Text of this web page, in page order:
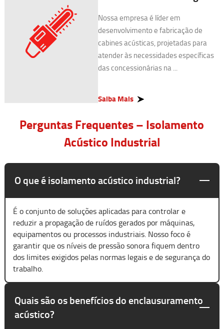
Nossa empresa é líder em
desenvolvimento e fabricação de
cabines acústicas, projetadas para
atender às necessidades específicas
das concessionárias na ...
Saiba Mais
Perguntas Frequentes – Isolamento
Acústico Industrial
O que é isolamento acústico industrial?
É o conjunto de soluções aplicadas para controlar e
reduzir a propagação de ruídos gerados por máquinas,
equipamentos ou processos industriais. Nosso foco é
garantir que os níveis de pressão sonora fiquem dentro
dos limites exigidos pelas normas legais e de segurança do
trabalho.
Quais são os benefícios do enclausuramento
acústico?